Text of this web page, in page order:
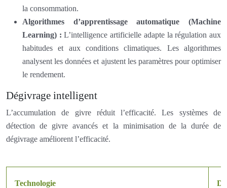
la consommation.
Algorithmes d’apprentissage automatique (Machine
Learning) :L’intelligence artificielle adapte la régulation aux
habitudes et aux conditions climatiques. Les algorithmes
analysent les données et ajustent les paramètres pour optimiser
le rendement.
Dégivrage intelligent
L’accumulation de givre réduit l’efficacité. Les systèmes de
détection de givre avancés et la minimisation de la durée de
dégivrage améliorent l’efficacité.
Technologie